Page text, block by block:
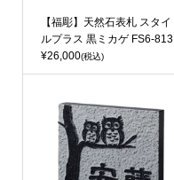
【福彫】天然石表札 スタイ
ルプラス 黒ミカゲ FS6-813
¥26,000(税込)